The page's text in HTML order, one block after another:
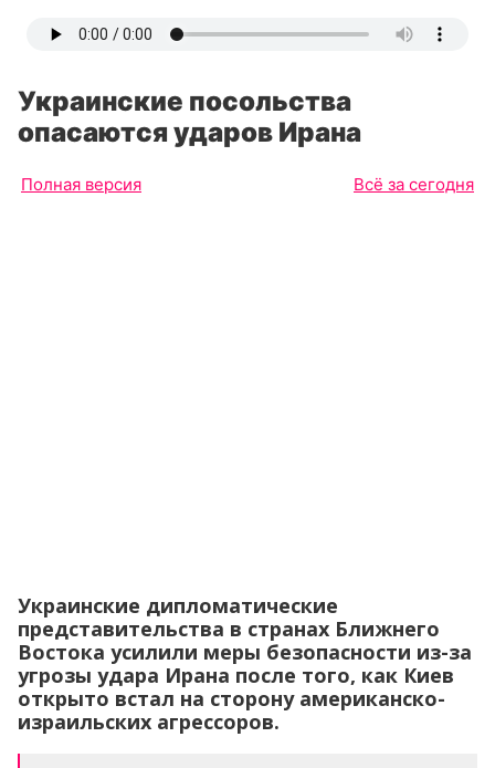
Украинские посольства
опасаются ударов Ирана
Полная версия Всё за сегодня
Украинские дипломатические
представительства в странах Ближнего
Востока усилили меры безопасности из-за
угрозы удара Ирана после того, как Киев
открыто встал на сторону американско-
израильских агрессоров.